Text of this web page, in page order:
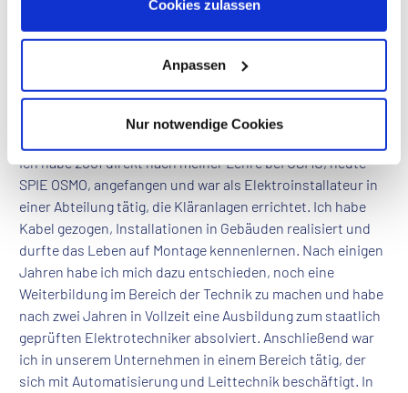
Cookies zulassen
Anpassen
Nur notwendige Cookies
und der Umgang miteinander ist angenehm und locker,
aber dennoch sehr zielgerichtet.
Lassen Sie uns auf Ihren Karriereweg blicken. Wie sieht
Ihre bisherige Entwicklung aus?
Ich habe 2001 direkt nach meiner Lehre bei OSMO, heute
SPIE OSMO, angefangen und war als Elektroinstallateur in
einer Abteilung tätig, die Kläranlagen errichtet. Ich habe
Kabel gezogen, Installationen in Gebäuden realisiert und
durfte das Leben auf Montage kennenlernen. Nach einigen
Jahren habe ich mich dazu entschieden, noch eine
Weiterbildung im Bereich der Technik zu machen und habe
nach zwei Jahren in Vollzeit eine Ausbildung zum staatlich
geprüften Elektrotechniker absolviert. Anschließend war
ich in unserem Unternehmen in einem Bereich tätig, der
sich mit Automatisierung und Leittechnik beschäftigt. In